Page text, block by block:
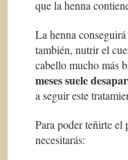
que la henna
La henna
también, nutrir el
cabello mucho más
meses suele
a seguir este
Para poder teñirte el
necesitarás: